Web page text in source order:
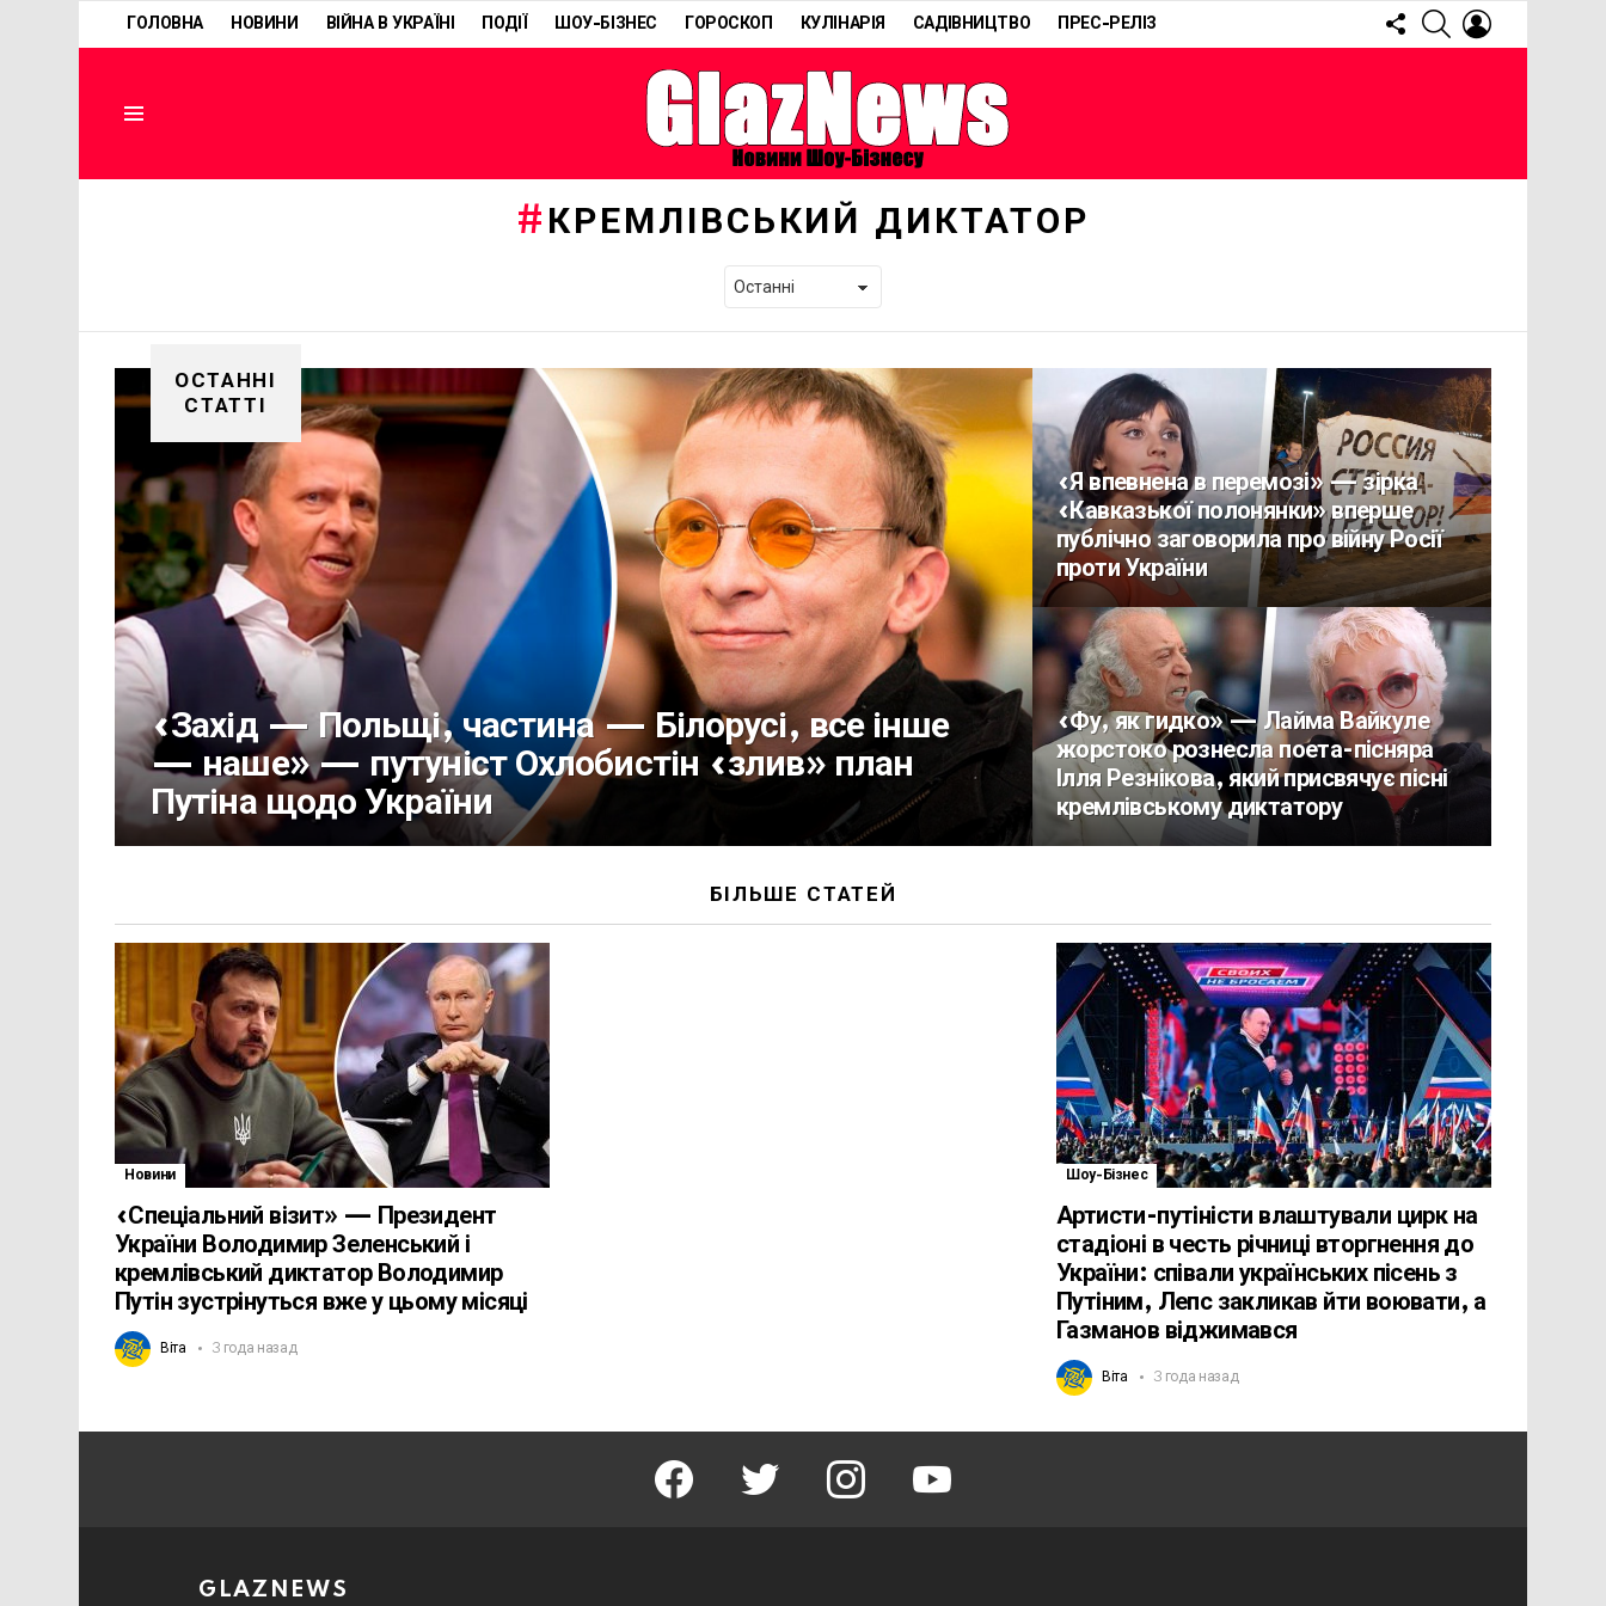
ГОЛОВНА НОВИНИ ВІЙНА В УКРАЇНІ ПОДІЇ ШОУ-БІЗНЕС ГОРОСКОП КУЛІНАРІЯ САДІВНИЦТВО ПРЕС-РЕЛІЗ
FOLLOW
US
SEARCH
КРЕМЛІВСЬКИЙ ДИКТАТОР
ОСТАННІ
СТАТТІ
«Захід — Польщі, частина — Білорусі, все інше
— наше» — путуніст Охлобистін «злив» план
Путіна щодо України
«Я впевнена в перемозі» — зірка
«Кавказької полонянки» вперше
публічно заговорила про війну Росії
проти України
«Фу, як гидко» — Лайма Вайкуле
жорстоко рознесла поета-пісняра
Ілля Резнікова, який присвячує пісні
кремлівському диктатору
БІЛЬШЕ СТАТЕЙ
Новини
«Спеціальний візит» — Президент
України Володимир Зеленський і
кремлівський диктатор Володимир
Путін зустрінуться вже у цьому місяці
Віта 3 года назад
Шоу-Бізнес
Артисти-путіністи влаштували цирк на
стадіоні в честь річниці вторгнення до
України: співали українських пісень з
Путіним, Лепс закликав йти воювати, а
Газманов віджимався
Віта 3 года назад
facebook twitter instagram youtube
GLAZNEWS